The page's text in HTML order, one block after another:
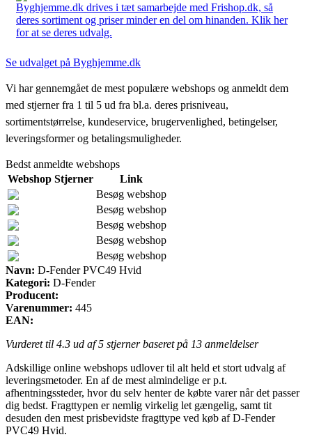
Byghjemme.dk drives i tæt samarbejde med Frishop.dk, så
deres sortiment og priser minder en del om hinanden. Klik her
for at se deres udvalg.
Se udvalget på Byghjemme.dk
Vi har gennemgået de mest populære webshops og anmeldt dem
med stjerner fra 1 til 5 ud fra bl.a. deres prisniveau,
sortimentstørrelse, kundeservice, brugervenlighed, betingelser,
leveringsformer og betalingsmuligheder.
Bedst anmeldte webshops
Webshop Stjerner
Link
Besøg webshop
Besøg webshop
Besøg webshop
Besøg webshop
Besøg webshop
Navn: D-Fender PVC49 Hvid
Kategori: D-Fender
Producent:
Varenummer: 445
EAN:
Vurderet til 4.3 ud af 5 stjerner baseret på 13 anmeldelser
Adskillige online webshops udlover til alt held et stort udvalg af
leveringsmetoder. En af de mest almindelige er p.t.
afhentningssteder, hvor du selv henter de købte varer når det passer
dig bedst. Fragttypen er nemlig virkelig let gængelig, samt tit
desuden den mest prisbevidste fragttype ved køb af D-Fender
PVC49 Hvid.